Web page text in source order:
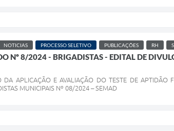
NOTICIAS PROCESSO SELETIVO PUBLICAÇÕES RH
Nº 8/2024 - BRIGADISTAS - EDITAL DE
APLICAÇÃO E AVALIAÇÃO DO TESTE DE APTIDÃO
MUNICIPAIS Nº 08/2024 – SEMAD